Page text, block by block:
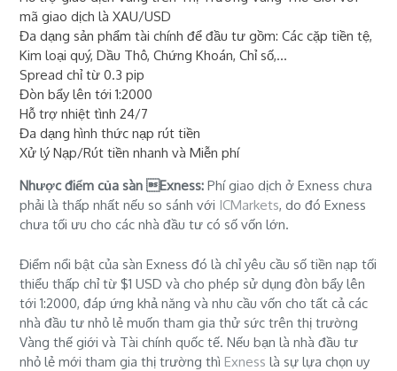
mã giao dịch là XAU/USD
Đa dạng sản phẩm tài chính để đầu tư gồm: Các cặp tiền tệ,
Kim loại quý, Dầu Thô, Chứng Khoán, Chỉ số,...
Spread chỉ từ 0.3 pip
Đòn bẩy lên tới 1:2000
Hỗ trợ nhiệt tình 24/7
Đa dạng hình thức nạp rút tiền
Xử lý Nạp/Rút tiền nhanh và Miễn phí
Nhược điểm của sàn Exness: Phí giao dịch ở Exness chưa
phải là thấp nhất nếu so sánh với ICMarkets, do đó Exness
chưa tối ưu cho các nhà đầu tư có số vốn lớn.
Điểm nổi bật của sàn Exness đó là chỉ yêu cầu số tiền nạp tối
thiểu thấp chỉ từ $1 USD và cho phép sử dụng đòn bẩy lên
tới 1:2000, đáp ứng khả năng và nhu cầu vốn cho tất cả các
nhà đầu tư nhỏ lẻ muốn tham gia thử sức trên thị trường
Vàng thế giới và Tài chính quốc tế. Nếu bạn là nhà đầu tư
nhỏ lẻ mới tham gia thị trường thìExness là sự lựa chọn uy